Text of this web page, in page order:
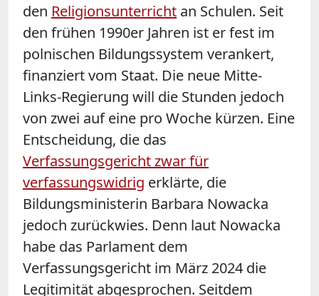
den Religionsunterricht an Schulen. Seit
den frühen 1990er Jahren ist er fest im
polnischen Bildungssystem verankert,
finanziert vom Staat. Die neue Mitte-
Links-Regierung will die Stunden jedoch
von zwei auf eine pro Woche kürzen. Eine
Entscheidung, die das
Verfassungsgericht zwar für
verfassungswidrig erklärte, die
Bildungsministerin Barbara Nowacka
jedoch zurückwies. Denn laut Nowacka
habe das Parlament dem
Verfassungsgericht im März 2024 die
Legitimität abgesprochen. Seitdem